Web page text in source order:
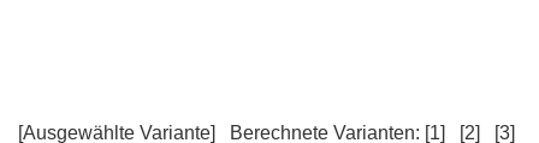
[Ausgewählte Variante] Berechnete Varianten: [1] [2]
[3]